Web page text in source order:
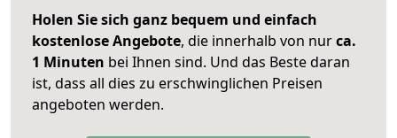
Holen Sie sich ganz bequem und einfach
kostenlose Angebote, die innerhalb von nurca.
1 Minuten bei Ihnen sind. Und das Beste daran
ist, dass all dies zu erschwinglichen Preisen
angeboten werden.